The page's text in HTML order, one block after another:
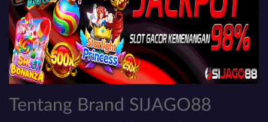
Tentang Brand SIJAGO88